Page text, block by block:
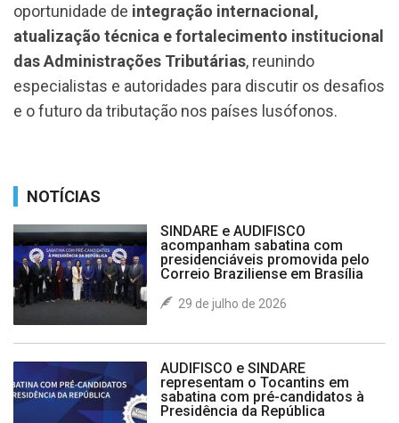
oportunidade de integração internacional,
atualização técnica e fortalecimento institucional
das Administrações Tributárias, reunindo
especialistas e autoridades para discutir os desafios
e o futuro da tributação nos países lusófonos.
NOTÍCIAS
SINDARE e AUDIFISCO
acompanham sabatina com
presidenciáveis promovida pelo
Correio Braziliense em Brasília
29 de julho de 2026
AUDIFISCO e SINDARE
representam o Tocantins em
sabatina com pré-candidatos à
Presidência da República